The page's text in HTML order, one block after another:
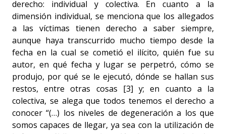
derecho: individual y colectiva. En cuanto a la
dimensión individual, se menciona que los allegados
a las víctimas tienen derecho a saber siempre,
aunque haya transcurrido mucho tiempo desde la
fecha en la cual se cometió el ilícito, quién fue su
autor, en qué fecha y lugar se perpetró, cómo se
produjo, por qué se le ejecutó, dónde se hallan sus
restos, entre otras cosas [3] y; en cuanto a la
colectiva, se alega que todos tenemos el derecho a
conocer “(…) los niveles de degeneración a los que
somos capaces de llegar, ya sea con la utilización de